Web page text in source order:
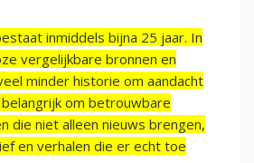
inmiddels bijna 25 jaar. In
vergelijkbare bronnen en
minder historie om aandacht
om betrouwbare
die niet alleen nieuws brengen,
en verhalen die er echt toe